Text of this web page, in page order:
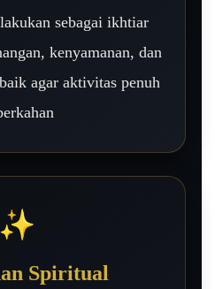
sebagai ikhtiar
kenyamanan, dan
agar aktivitas penuh
✨
Spiritual